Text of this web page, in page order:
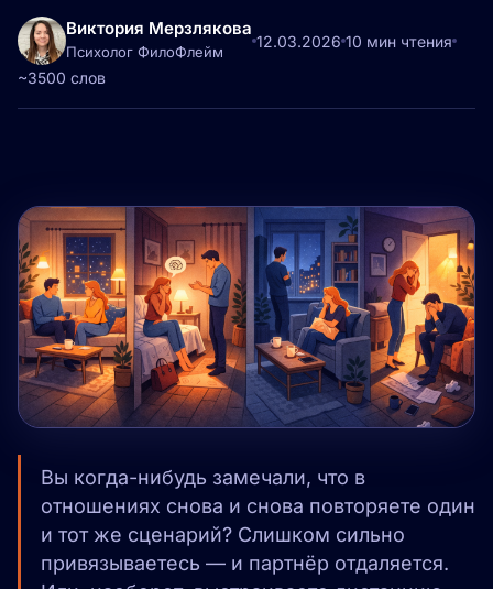
Виктория Мерзлякова
Психолог ФилоФлейм
12.03.2026 10 мин чтения
~3500 слов
Вы когда-нибудь замечали, что в
отношениях снова и снова повторяете один
и тот же сценарий? Слишком сильно
привязываетесь — и партнёр отдаляется.